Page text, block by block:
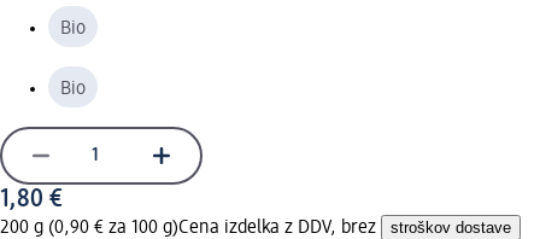
Bio
Bio
1,80 €
200 g (0,90 € za 100 g)Cena izdelka z DDV, brez stroškov dostave